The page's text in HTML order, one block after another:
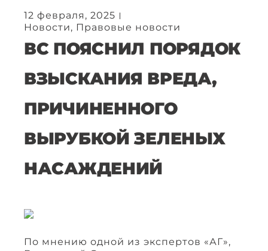
12 февраля, 2025
Новости, Правовые новости
ВС ПОЯСНИЛ ПОРЯДОК
ВЗЫСКАНИЯ ВРЕДА,
ПРИЧИНЕННОГО
ВЫРУБКОЙ ЗЕЛЕНЫХ
НАСАЖДЕНИЙ
По мнению одной из экспертов «АГ»,